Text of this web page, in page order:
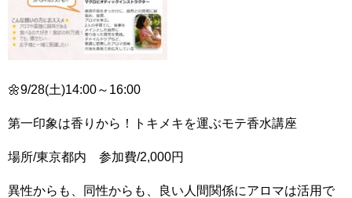
🌼9/28(土)14:00～16:00
第一印象は香りから！トキメキを運ぶモテ香水講座
場所/東京都内 参加費/2,000円
異性からも、同性からも、良い人間関係にアロマは活用で